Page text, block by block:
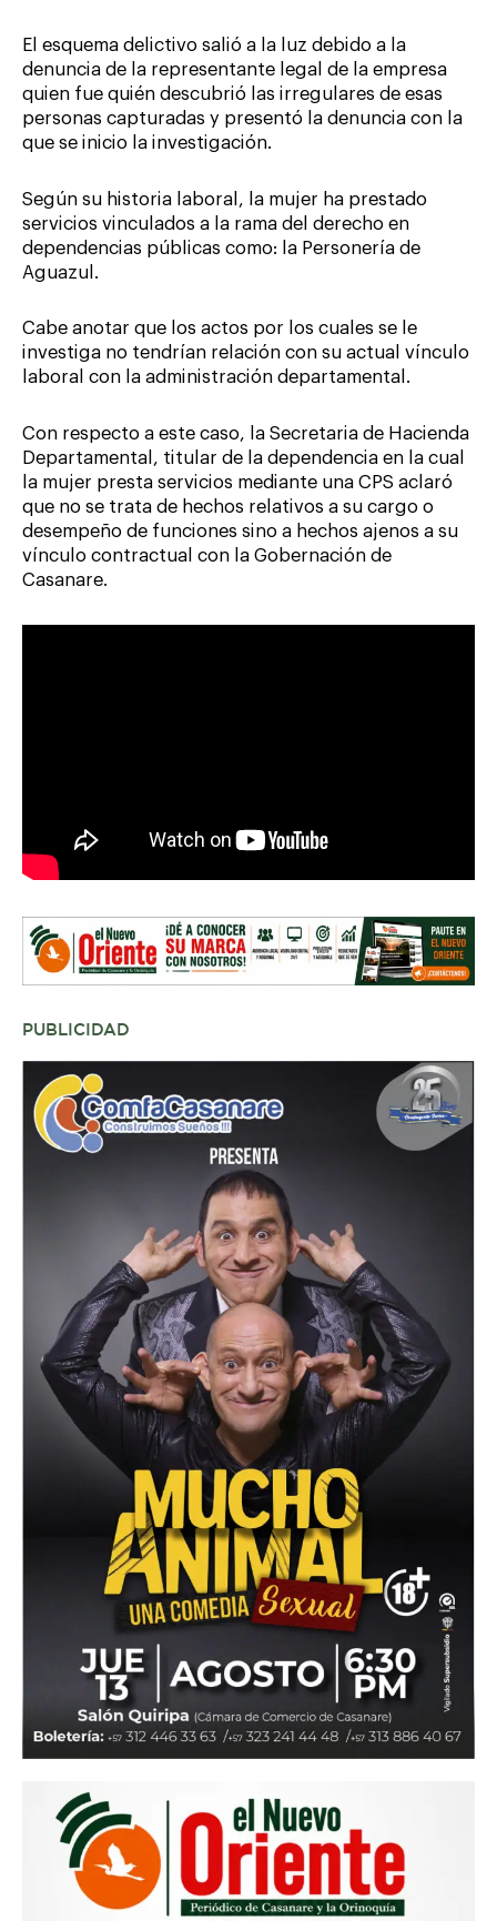
El esquema delictivo salió a la luz debido a la
denuncia de la representante legal de la empresa
quien fue quién descubrió las irregulares de esas
personas capturadas y presentó la denuncia con la
que se inicio la investigación.
Según su historia laboral, la mujer ha prestado
servicios vinculados a la rama del derecho en
dependencias públicas como: la Personería de
Aguazul.
Cabe anotar que los actos por los cuales se le
investiga no tendrían relación con su actual vínculo
laboral con la administración departamental.
Con respecto a este caso, la Secretaria de Hacienda
Departamental, titular de la dependencia en la cual
la mujer presta servicios mediante una CPS aclaró
que no se trata de hechos relativos a su cargo o
desempeño de funciones sino a hechos ajenos a su
vínculo contractual con la Gobernación de
Casanare.
PUBLICIDAD